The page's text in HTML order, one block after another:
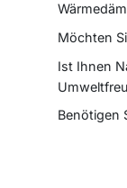
Möchten
Ist Ihnen
Benötigen